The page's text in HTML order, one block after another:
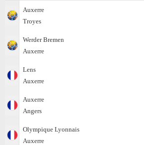
Auxerre
Troyes
Werder Bremen
Auxerre
Lens
Auxerre
Auxerre
Angers
Olympique Lyonnais
Auxerre